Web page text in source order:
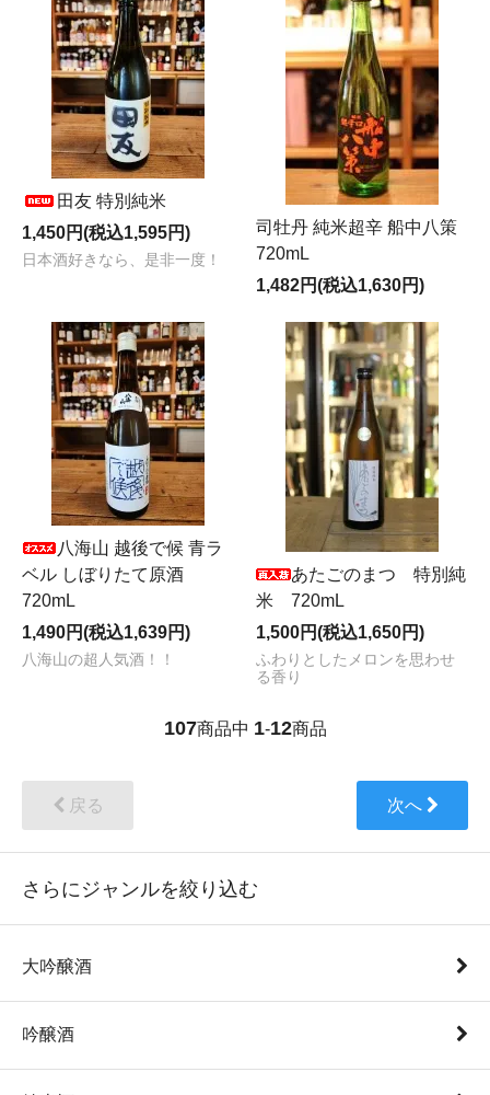
田友 特別純米
1,450円(税込1,595円)
日本酒好きなら、是非一度！
司牡丹 純米超辛 船中八策
720mL
1,482円(税込1,630円)
八海山 越後で候 青ラ
ベル しぼりたて原酒
720mL
1,490円(税込1,639円)
八海山の超人気酒！！
あたごのまつ 特別純
米 720mL
1,500円(税込1,650円)
ふわりとしたメロンを思わせ
る香り
107商品中 1-12商品
戻る 次へ
さらにジャンルを絞り込む
大吟醸酒
吟醸酒